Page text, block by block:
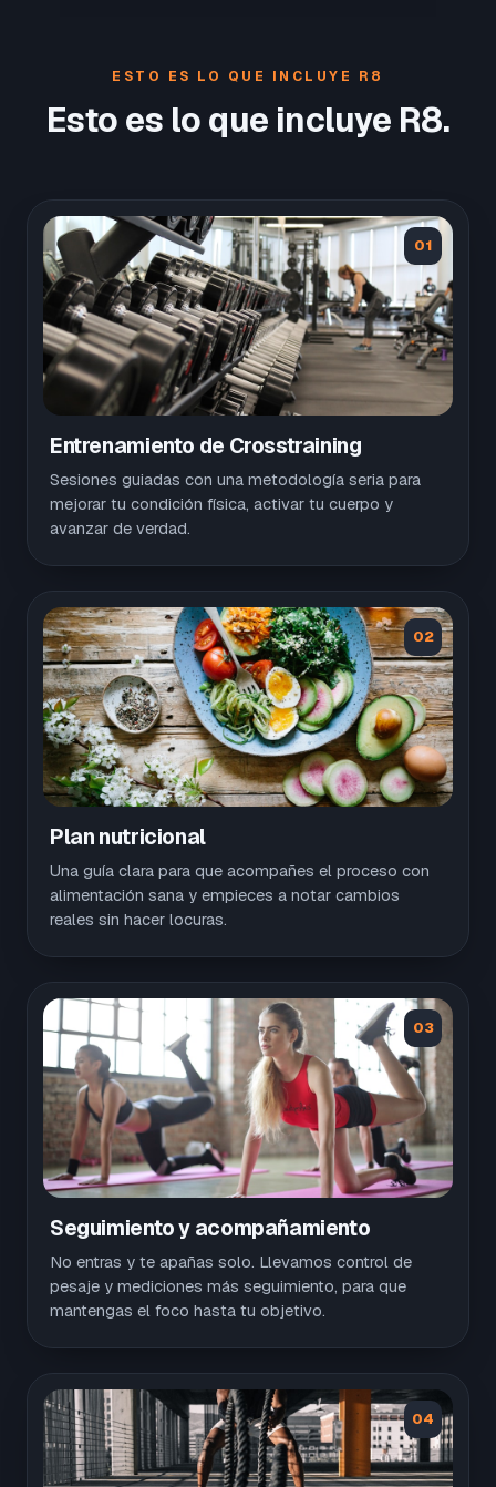
ESTO ES LO QUE INCLUYE R8
Esto es lo que incluye R8.
01
Entrenamiento de Crosstraining
Sesiones guiadas con una metodología seria para
mejorar tu condición física, activar tu cuerpo y
avanzar de verdad.
02
Plan nutricional
Una guía clara para que acompañes el proceso con
alimentación sana y empieces a notar cambios
reales sin hacer locuras.
03
Seguimiento y acompañamiento
No entras y te apañas solo. Llevamos control de
pesaje y mediciones más seguimiento, para que
mantengas el foco hasta tu objetivo.
04